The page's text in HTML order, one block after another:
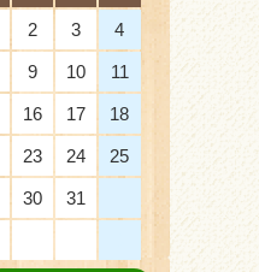
2 3 4
9 10 11
16 17 18
23 24 25
30 31